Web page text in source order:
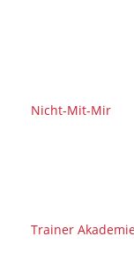
Nicht-Mit-Mir
Trainer